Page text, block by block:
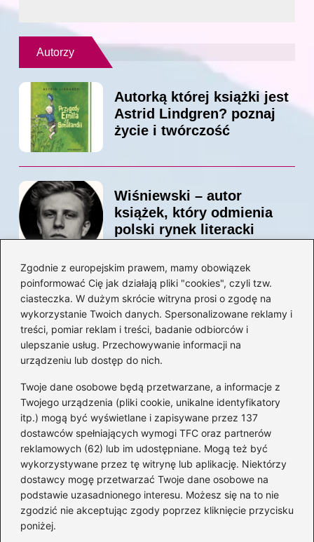
Zgodnie z europejskim prawem, mamy obowiązek
poinformować Cię jak działają pliki "cookies", czyli tzw.
ciasteczka. W dużym skrócie witryna prosi o zgodę na
wykorzystanie Twoich danych. Spersonalizowane reklamy i
treści, pomiar reklam i treści, badanie odbiorców i
ulepszanie usług. Przechowywanie informacji na
urządzeniu lub dostęp do nich.
Twoje dane osobowe będą przetwarzane, a informacje z
Twojego urządzenia (pliki cookie, unikalne identyfikatory
itp.) mogą być wyświetlane i zapisywane przez 137
dostawców spełniających wymogi TFC oraz partnerów
reklamowych (62) lub im udostępniane. Mogą też być
wykorzystywane przez tę witrynę lub aplikację. Niektórzy
dostawcy mogę przetwarzać Twoje dane osobowe na
podstawie uzasadnionego interesu. Możesz się na to nie
zgodzić nie akceptując zgody poprzez kliknięcie przycisku
poniżej.
Autorzy
Autorką której książki jest
Astrid Lindgren? poznaj
życie i twórczość
Wiśniewski – autor
książek, który odmienia
polski rynek literacki
Magiczne kulisy życia
autora książki o Kubusiu
Puchatku
Odkryj inne książki autora
„Jaś i Małgosia”, które
musisz przeczytać
Odkrywając magiczny
świat: jakie książki napisał